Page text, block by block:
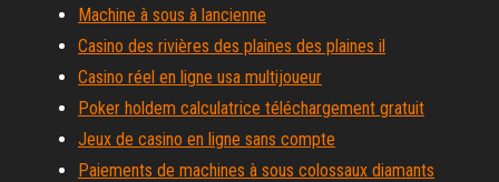
Machine à sous à lancienne
Casino des rivières des plaines des plaines il
Casino réel en ligne usa multijoueur
Poker holdem calculatrice téléchargement gratuit
Jeux de casino en ligne sans compte
Paiements de machines à sous colossaux diamants